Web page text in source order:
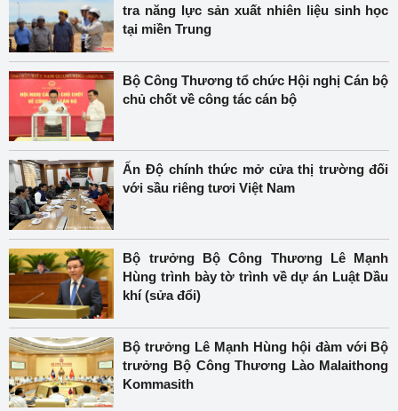
tra năng lực sản xuất nhiên liệu sinh học
tại miền Trung
Bộ Công Thương tổ chức Hội nghị Cán bộ
chủ chốt về công tác cán bộ
Ấn Độ chính thức mở cửa thị trường đối
với sầu riêng tươi Việt Nam
Bộ trưởng Bộ Công Thương Lê Mạnh
Hùng trình bày tờ trình về dự án Luật Dầu
khí (sửa đổi)
Bộ trưởng Lê Mạnh Hùng hội đàm với Bộ
trưởng Bộ Công Thương Lào Malaithong
Kommasith